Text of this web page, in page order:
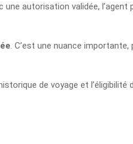
une autorisation validée,
. C’est une nuance importante,
de voyage et l’éligibilité